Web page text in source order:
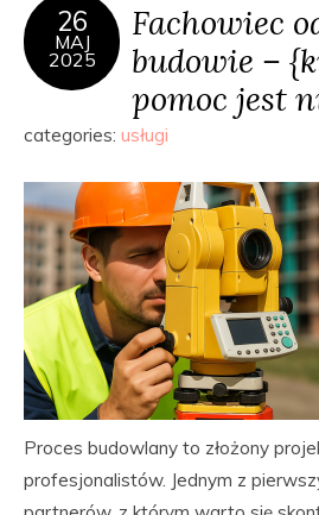
26
MAJ
2025
Fachowiec
budowie –
pomoc jest
categories: usługi
Proces budowlany to złożony
profesjonalistów. Jednym z